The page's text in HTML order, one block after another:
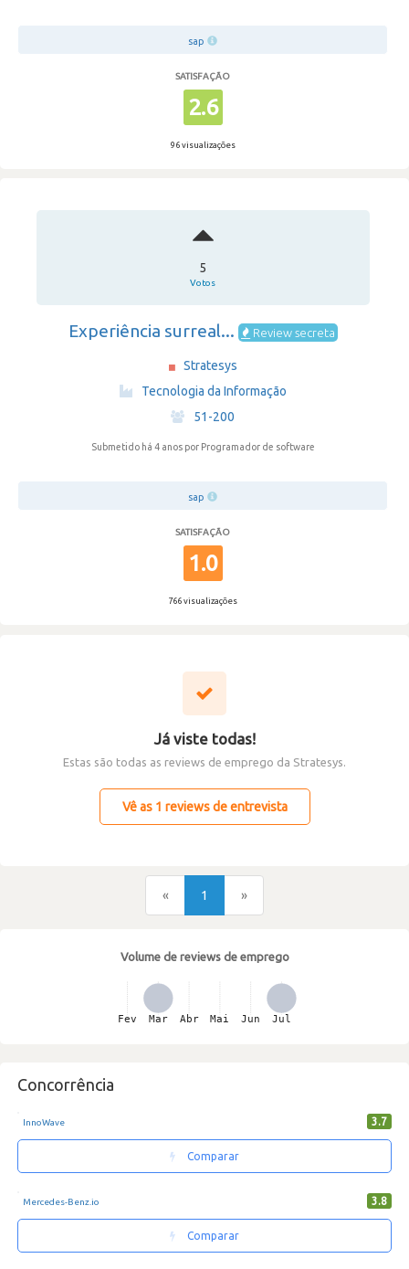
sap
SATISFAÇÃO
2.6
96 visualizações
5
Votos
Experiência surreal... Review secreta
Stratesys
Tecnologia da Informação
·
51-200
Submetido há 4 anos por Programador de software
sap
SATISFAÇÃO
1.0
766 visualizações
Já viste todas!
Estas são todas as reviews de emprego da Stratesys.
Vê as 1 reviews de entrevista
« 1 »
Volume de reviews de emprego
Concorrência
InnoWave 3.7
Comparar
Mercedes-Benz.io 3.8
Comparar